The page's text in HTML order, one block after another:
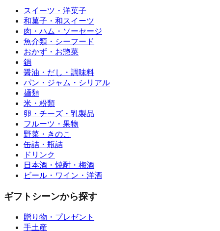
スイーツ・洋菓子
和菓子・和スイーツ
肉・ハム・ソーセージ
魚介類・シーフード
おかず・お惣菜
鍋
醤油・だし・調味料
パン・ジャム・シリアル
麺類
米・粉類
卵・チーズ・乳製品
フルーツ・果物
野菜・きのこ
缶詰・瓶詰
ドリンク
日本酒・焼酎・梅酒
ビール・ワイン・洋酒
ギフトシーンから探す
贈り物・プレゼント
手土産